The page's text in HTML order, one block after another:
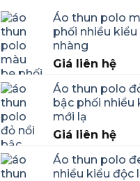
Áo thun polo
phối nhiều kiểu
nhàng
Giá liên hệ
Áo thun polo
bậc phối nhiều
mới lạ
Giá liên hệ
Áo thun polo
nhiều kiểu độc